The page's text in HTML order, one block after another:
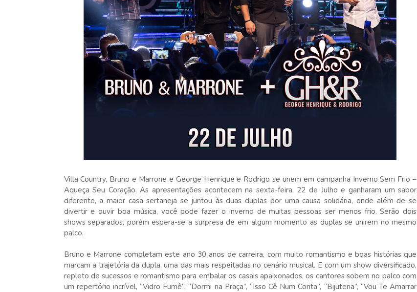
Villa Country, Bruno e Marrone e George Henrique e Rodrigo se unem em campanha Inverno Sem Frio –
Aqueça Seu Coração. As apresentações acontecem na sexta-feira, 22 de Julho e ganharam um sabor
diferente, a maior casa sertaneja se juntou às duas duplas por uma causa solidária, onde além de se
divertir e ouvir boa música, você pode fazer o inverno de muitas pessoas ser menos frio. Serão dois
shows separados, porém espera-se a surpresa de em algum momento as duplas se unirem no mesmo
palco.
​Bruno e Marrone completam este ano 30 anos de carreira, com muito romantismo e boas histórias que
marcam a trajetória da dupla, uma das mais respeitadas no cenário musical. E com um show diversificado,
repleto de sucessos e romantismo para embalar os casais apaixonados, os cantores sobem no palco com
um repertório incrível, “Vidro Fumê”, “Dormi na Praça”, “Isso Cê Num Conta”, “Bijuteria”, “Vou Te Amarrar